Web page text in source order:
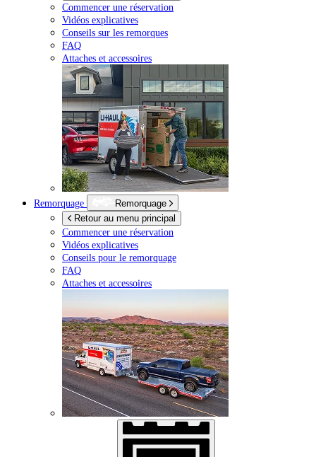
Commencer une réservation
Vidéos explicatives
Conseils sur les remorques
FAQ
Attaches et accessoires
Remorquage
Remorquage
Retour au menu principal
Commencer une réservation
Vidéos explicatives
Conseils pour le remorquage
FAQ
Attaches et accessoires